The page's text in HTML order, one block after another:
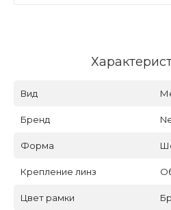
Вид
Бренд
Форма
Крепление линз
Цвет рамки